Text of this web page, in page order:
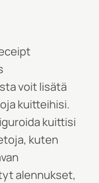
voit lisätä
kuitteihisi.
kuittisi
kuten
alennukset,